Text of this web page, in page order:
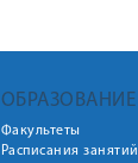
ОБРАЗОВАНИЕ
Факультеты
Расписания занятий